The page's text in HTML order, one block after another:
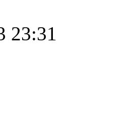
23:31